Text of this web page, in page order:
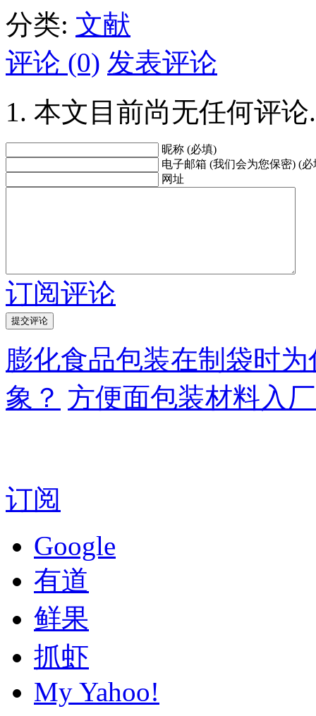
分类: 文献
评论 (0) 发表评论
本文目前尚无任何评论.
昵称 (必填)
电子邮箱 (我们会为您保密) (必
网址
订阅评论
膨化食品包装在制袋时
象？ 方便面包装材料入
订阅
Google
有道
鲜果
抓虾
My Yahoo!